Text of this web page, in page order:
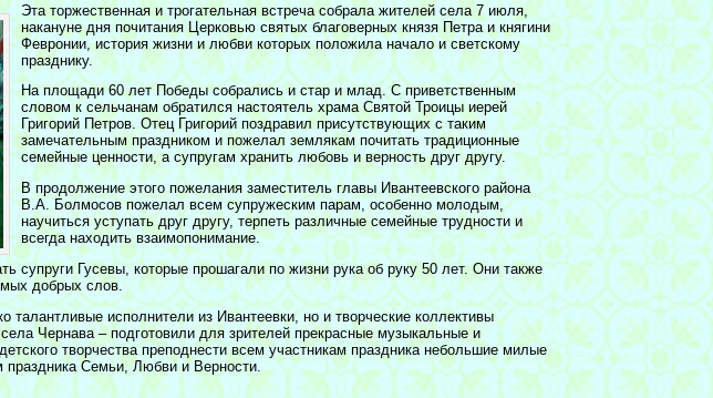
Эта торжественная и трогательная встреча собрала жителей села 7 июля,
накануне дня почитания Церковью святых благоверных князя Петра и княгини
Февронии, история жизни и любви которых положила начало и светскому
празднику.
На площади 60 лет Победы собрались и стар и млад. С приветственным
словом к сельчанам обратился настоятель храма Святой Троицы иерей
Григорий Петров. Отец Григорий поздравил присутствующих с таким
замечательным праздником и пожелал землякам почитать традиционные
семейные ценности, а супругам хранить любовь и верность друг другу.
В продолжение этого пожелания заместитель главы Ивантеевского района
В.А. Болмосов пожелал всем супружеским парам, особенно молодым,
научиться уступать друг другу, терпеть различные семейные трудности и
всегда находить взаимопонимание.
супруги Гусевы, которые прошагали по жизни рука об руку 50 лет. Они также
добрых слов.
талантливые исполнители из Ивантеевки, но и творческие коллективы
Чернава – подготовили для зрителей прекрасные музыкальные и
творчества преподнести всем участникам праздника небольшие милые
Семьи, Любви и Верности.